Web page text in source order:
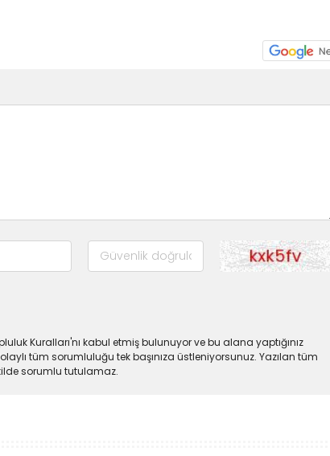
Kuralları'nı kabul etmiş bulunuyor ve bu alana yaptığınız
tüm sorumluluğu tek başınıza üstleniyorsunuz. Yazılan tüm
sorumlu tutulamaz.